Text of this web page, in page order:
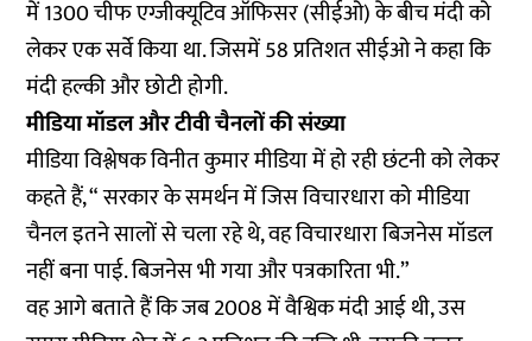
में 1300 चीफ एग्जीक्यूटिव ऑफिसर (सीईओ) के बीच मंदी को
लेकर एक सर्वे किया था. जिसमें 58 प्रतिशत सीईओ ने कहा कि
मंदी हल्की और छोटी होगी.
मीडिया मॉडल और टीवी चैनलों की संख्या
मीडिया विश्लेषक विनीत कुमार मीडिया में हो रही छंटनी को लेकर
कहते हैं, “ सरकार के समर्थन में जिस विचारधारा को मीडिया
चैनल इतने सालों से चला रहे थे, वह विचारधारा बिजनेस मॉडल
नहीं बना पाई. बिजनेस भी गया और पत्रकारिता भी.”
वह आगे बताते हैं कि जब 2008 में वैश्विक मंदी आई थी, उस